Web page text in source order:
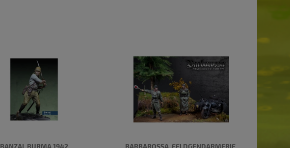
BANZAI, BURMA 1942 BARBAROSSA. FELDGENDARMERIE,